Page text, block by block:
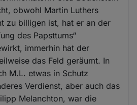
obwohl Martin Luthers
zu billigen ist, hat er an der
des Papsttums“
immerhin hat der
das Feld geräumt. In
M.L. etwas in Schutz
Verdienst, aber auch das
Melanchton, war die